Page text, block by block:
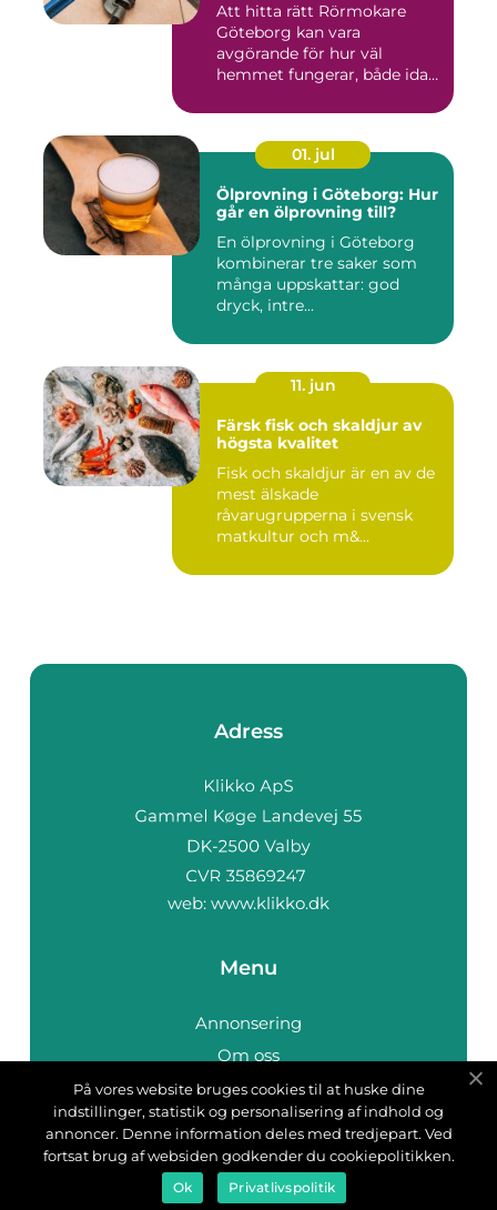
Att hitta rätt Rörmokare
Göteborg kan vara
avgörande för hur väl
hemmet fungerar, både idag
01. jul
Ölprovning i Göteborg: Hur
går en ölprovning till?
En ölprovning i Göteborg
kombinerar tre saker som
många uppskattar: god
dryck, intre...
11. jun
Färsk fisk och skaldjur av
högsta kvalitet
Fisk och skaldjur är en av de
mest älskade
råvarugrupperna i svensk
matkultur och m&...
Adress
web: www.klikko.dk
Menu
Annonsering
Om oss
Cookies
Kontakta oss
Sitemap
På vores website bruges cookies til at huske dine
indstillinger, statistik og personalisering af indhold og
annoncer. Denne information deles med tredjepart. Ved
fortsat brug af websiden godkender du cookiepolitikken.
Ok Privatlivspolitik